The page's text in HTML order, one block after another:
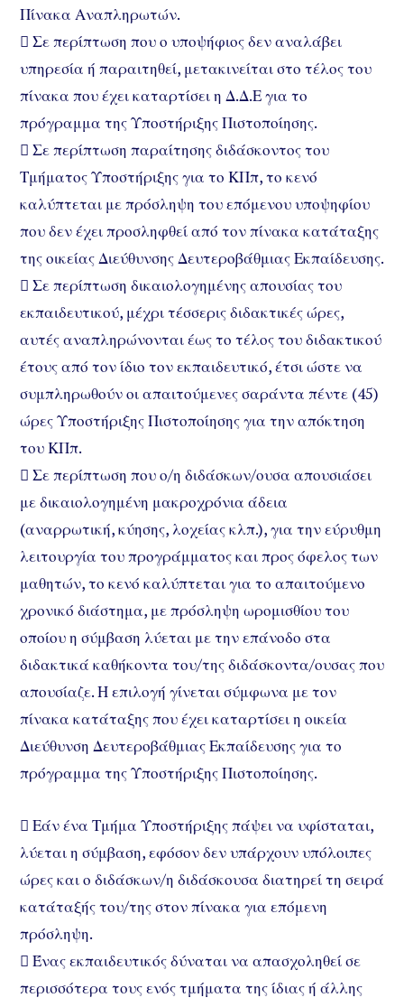
Πίνακα Αναπληρωτών.
 Σε περίπτωση που ο υποψήφιος δεν αναλάβει
υπηρεσία ή παραιτηθεί, μετακινείται στο τέλος του
πίνακα που έχει καταρτίσει η Δ.Δ.Ε για το
πρόγραμμα της Υποστήριξης Πιστοποίησης.
 Σε περίπτωση παραίτησης διδάσκοντος του
Τμήματος Υποστήριξης για το ΚΠπ, το κενό
καλύπτεται με πρόσληψη του επόμενου υποψηφίου
που δεν έχει προσληφθεί από τον πίνακα κατάταξης
της οικείας Διεύθυνσης Δευτεροβάθμιας Εκπαίδευσης.
 Σε περίπτωση δικαιολογημένης απουσίας του
εκπαιδευτικού, μέχρι τέσσερις διδακτικές ώρες,
αυτές αναπληρώνονται έως το τέλος του διδακτικού
έτους από τον ίδιο τον εκπαιδευτικό, έτσι ώστε να
συμπληρωθούν οι απαιτούμενες σαράντα πέντε (45)
ώρες Υποστήριξης Πιστοποίησης για την απόκτηση
του ΚΠπ.
 Σε περίπτωση που ο/η διδάσκων/ουσα απουσιάσει
με δικαιολογημένη μακροχρόνια άδεια
(αναρρωτική, κύησης, λοχείας κλπ.), για την εύρυθμη
λειτουργία του προγράμματος και προς όφελος των
μαθητών, το κενό καλύπτεται για το απαιτούμενο
χρονικό διάστημα, με πρόσληψη ωρομισθίου του
οποίου η σύμβαση λύεται με την επάνοδο στα
διδακτικά καθήκοντα του/της διδάσκοντα/ουσας που
απουσίαζε. Η επιλογή γίνεται σύμφωνα με τον
πίνακα κατάταξης που έχει καταρτίσει η οικεία
Διεύθυνση Δευτεροβάθμιας Εκπαίδευσης για το
πρόγραμμα της Υποστήριξης Πιστοποίησης.
 Εάν ένα Τμήμα Υποστήριξης πάψει να υφίσταται,
λύεται η σύμβαση, εφόσον δεν υπάρχουν υπόλοιπες
ώρες και ο διδάσκων/η διδάσκουσα διατηρεί τη σειρά
κατάταξής του/της στον πίνακα για επόμενη
πρόσληψη.
 Ένας εκπαιδευτικός δύναται να απασχοληθεί σε
περισσότερα τους ενός τμήματα της ίδιας ή άλλης